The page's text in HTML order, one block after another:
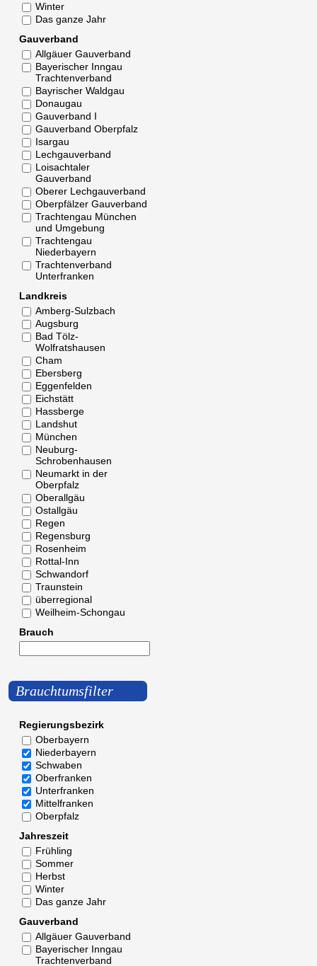
Winter
Das ganze Jahr
Gauverband
Allgäuer Gauverband
Bayerischer Inngau
Trachtenverband
Bayrischer Waldgau
Donaugau
Gauverband I
Gauverband Oberpfalz
Isargau
Lechgauverband
Loisachtaler
Gauverband
Oberer Lechgauverband
Oberpfälzer Gauverband
Trachtengau München
und Umgebung
Trachtengau
Niederbayern
Trachtenverband
Unterfranken
Landkreis
Amberg-Sulzbach
Augsburg
Bad Tölz-
Wolfratshausen
Cham
Ebersberg
Eggenfelden
Eichstätt
Hassberge
Landshut
München
Neuburg-
Schrobenhausen
Neumarkt in der
Oberpfalz
Oberallgäu
Ostallgäu
Regen
Regensburg
Rosenheim
Rottal-Inn
Schwandorf
Traunstein
überregional
Weilheim-Schongau
Brauch
Brauchtumsfilter
Regierungsbezirk
Oberbayern
Niederbayern
Schwaben
Oberfranken
Unterfranken
Mittelfranken
Oberpfalz
Jahreszeit
Frühling
Sommer
Herbst
Winter
Das ganze Jahr
Gauverband
Allgäuer Gauverband
Bayerischer Inngau
Trachtenverband